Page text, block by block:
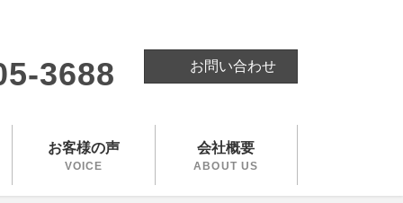
3688 お問い合わせ
お客様の声
VOICE
会社概要
ABOUT US